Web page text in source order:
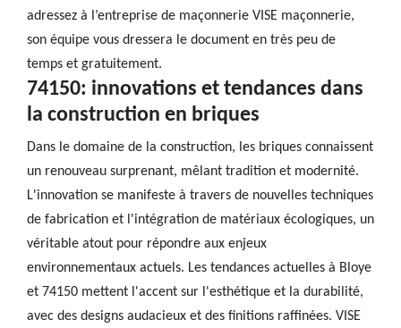
adressez à l’entreprise de maçonnerie VISE maçonnerie,
son équipe vous dressera le document en très peu de
temps et gratuitement.
74150: innovations et tendances dans
la construction en briques
Dans le domaine de la construction, les briques connaissent
un renouveau surprenant, mêlant tradition et modernité.
L'innovation se manifeste à travers de nouvelles techniques
de fabrication et l'intégration de matériaux écologiques, un
véritable atout pour répondre aux enjeux
environnementaux actuels. Les tendances actuelles à Bloye
et 74150 mettent l'accent sur l'esthétique et la durabilité,
avec des designs audacieux et des finitions raffinées. VISE